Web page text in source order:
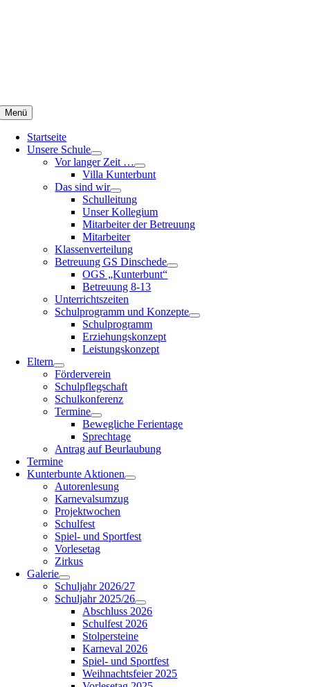
Menü
Startseite
Unsere Schule
Vor langer Zeit …
Villa Kunterbunt
Das sind wir
Schulleitung
Unser Kollegium
Mitarbeiter der Betreuung
Mitarbeiter
Klassenverteilung
Betreuung GS Dinschede
OGS „Kunterbunt“
Betreuung 8-13
Unterrichtszeiten
Schulprogramm und Konzepte
Schulprogramm
Erziehungskonzept
Leistungskonzept
Eltern
Förderverein
Schulpflegschaft
Schulkonferenz
Termine
Bewegliche Ferientage
Sprechtage
Antrag auf Beurlaubung
Termine
Kunterbunte Aktionen
Autorenlesung
Karnevalsumzug
Projektwochen
Schulfest
Spiel- und Sportfest
Vorlesetag
Zirkus
Galerie
Schuljahr 2026/27
Schuljahr 2025/26
Abschluss 2026
Schulfest 2026
Stolpersteine
Karneval 2026
Spiel- und Sportfest
Weihnachtsfeier 2025